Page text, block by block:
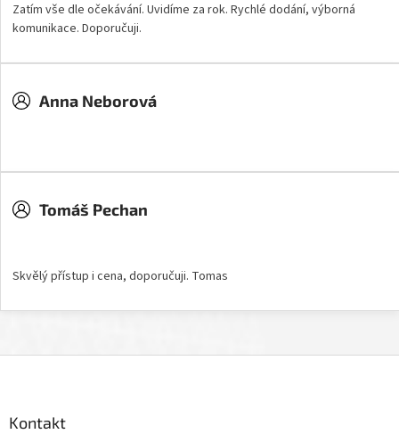
Zatím vše dle očekávání. Uvidíme za rok. Rychlé dodání, výborná
komunikace. Doporučuji.
Anna Neborová
Tomáš Pechan
Skvělý přístup i cena, doporučuji. Tomas
Kontakt